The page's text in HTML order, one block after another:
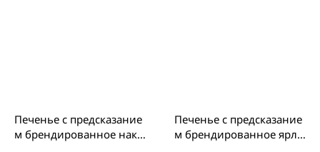
Печенье с предсказание
м брендированное накл
Печенье с предсказание
м брендированное ярлы